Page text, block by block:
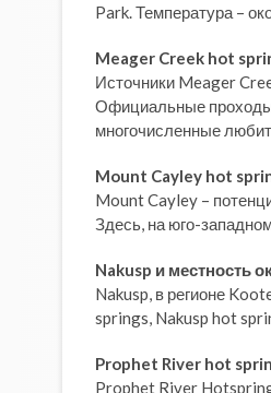
Park. Температура –
Meager Creek hot
Источники Meager
Официальные проходы
многочисленные
Mount Cayley hot
Mount Cayley –
Здесь, на юго-
Nakusp и местность
Nakusp, в регионе
springs, Nakusp hot
Prophet River hot
Prophet River